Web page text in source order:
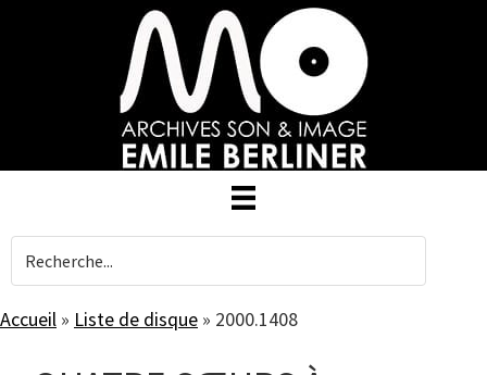
Accueil » Liste de disque » 2000.1408